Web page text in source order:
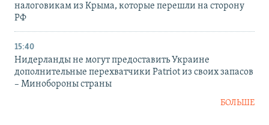
налоговикам из Крыма, которые перешли на сторону
РФ
15:40
Нидерланды не могут предоставить Украине
дополнительные перехватчики Patriot из своих запасов
– Минобороны страны
БОЛЬШЕ